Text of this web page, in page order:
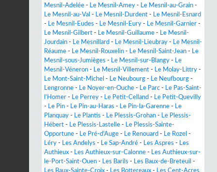
Mesnil-Adelée - Le Mesnil-Amey - Le Mesnil-au-Grain -
Le Mesnil-au-Val - Le Mesnil-Durdent - Le Mesnil-Esnard
- Le Mesnil-Eudes - Le Mesnil-Eury - Le Mesnil-Garnier -
Le Mesnil-Gilbert - Le Mesnil-Guillaume - Le Mesnil-
Jourdain - Le Mesnillard - Le Mesnil-Lieubray - Le Mesnil-
Réaume - Le Mesnil-Rouxelin - Le Mesnil-Saint-Jean - Le
Mesnil-sous-Jumièges - Le Mesnil-sur-Blangy - Le
Mesnil-Véneron - Le Mesnil-Villement - Le Molay-Littry -
Le Mont-Saint-Michel - Le Neubourg - Le Neufbourg -
Lengronne - Le Noyer-en-Ouche - Le Parc - Le Pas-Saint-
l'Homer - Le Perrey - Le Petit-Celland - Le Petit-Quevilly
- Le Pin - Le Pin-au-Haras - Le Pin-la-Garenne - Le
Planquay - Le Plantis - Le Plessis-Grohan - Le Plessis-
Hébert - Le Plessis-Lastelle - Le Plessis-Sainte-
Opportune - Le Pré-d'Auge - Le Renouard - Le Rozel -
Léry - Les Andelys - Le Sap-André - Les Aspres - Les
Authieux - Les Authieux-sur-Calonne - Les Authieux-sur-
le-Port-Saint-Ouen - Les Barils - Les Baux-de-Breteuil -
Les Baux-Sainte-Croix - Les Bottereaux - Les Cent-Acres